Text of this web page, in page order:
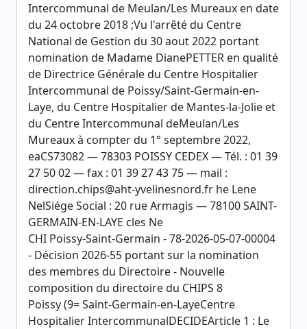
Intercommunal de Meulan/Les Mureaux en date
du 24 octobre 2018 ;Vu l'arrêté du Centre
National de Gestion du 30 aout 2022 portant
nomination de Madame DianePETTER en qualité
de Directrice Générale du Centre Hospitalier
Intercommunal de Poissy/Saint-Germain-en-
Laye, du Centre Hospitalier de Mantes-la-Jolie et
du Centre Intercommunal deMeulan/Les
Mureaux à compter du 1° septembre 2022,
eaCS73082 — 78303 POISSY CEDEX — Tél. : 01 39
27 50 02 — fax : 01 39 27 43 75 — mail :
direction.chips@aht-yvelinesnord.fr he Lene
NelSiége Social : 20 rue Armagis — 78100 SAINT-
GERMAIN-EN-LAYE cles Ne
CHI Poissy-Saint-Germain - 78-2026-05-07-00004
- Décision 2026-55 portant sur la nomination
des membres du Directoire - Nouvelle
composition du directoire du CHIPS 8
Poissy (9= Saint-Germain-en-LayeCentre
Hospitalier IntercommunalDECIDEArticle 1 : Le